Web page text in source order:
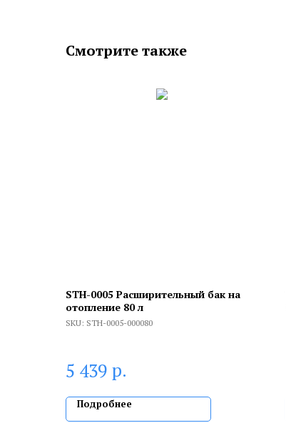
Смотрите также
STH-0005 Расширительный бак на
отопление 80 л
SKU: STH-0005-000080
5 439 р.
Подробнее